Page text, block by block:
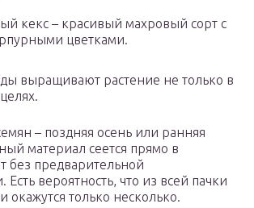
кекс – красивый махровый сорт с
цветками.
выращивают растение не только в
– поздняя осень или ранняя
материал сеется прямо в
без предварительной
Есть вероятность, что из всей пачки
окажутся только несколько.